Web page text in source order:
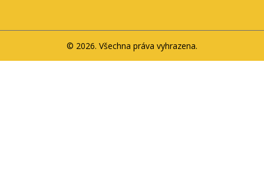
© 2026. Všechna práva vyhrazena.